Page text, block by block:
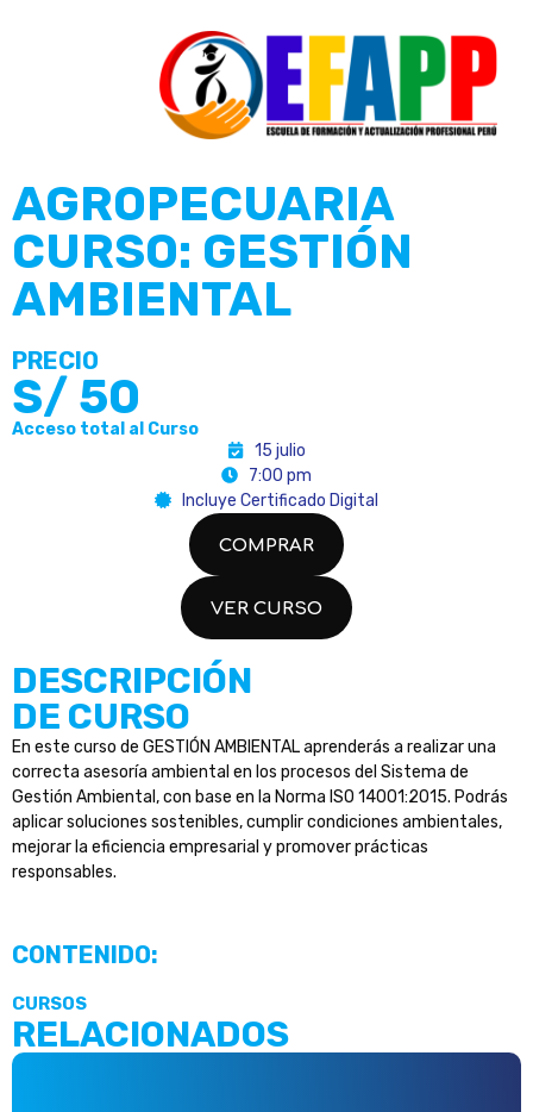
AGROPECUARIA
CURSO: GESTIÓN
AMBIENTAL
PRECIO
S/ 50
Acceso total al Curso
15 julio
7:00 pm
Incluye Certificado Digital
COMPRAR
VER CURSO
DESCRIPCIÓN
DE CURSO
En este curso de GESTIÓN AMBIENTAL aprenderás a realizar una
correcta asesoría ambiental en los procesos del Sistema de
Gestión Ambiental, con base en la Norma ISO 14001:2015. Podrás
aplicar soluciones sostenibles, cumplir condiciones ambientales,
mejorar la eficiencia empresarial y promover prácticas
responsables.
CONTENIDO:
CURSOS
RELACIONADOS